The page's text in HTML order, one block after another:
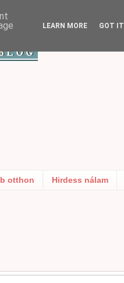
otthon Hirdess nálam
LEARN MORE GOT IT